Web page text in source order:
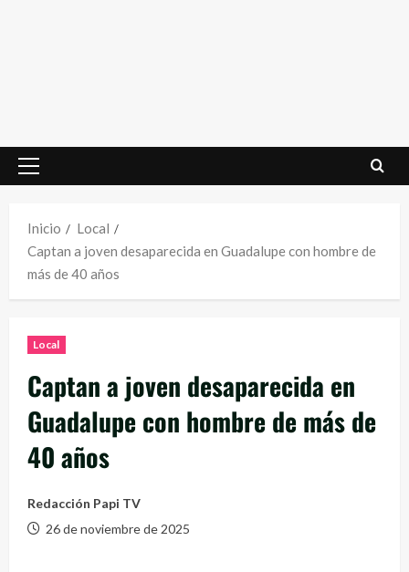
Menú
Inicio
Local
Captan a joven desaparecida en Guadalupe con hombre de
más de 40 años
Local
Captan a joven desaparecida en
Guadalupe con hombre de más de
40 años
Redacción Papi TV
26 de noviembre de 2025